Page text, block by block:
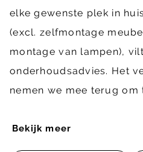
Bekijk meer
elke gewenste plek in
(excl. zelfmontage
montage van lampen),
onderhoudsadvies. Het
nemen we mee terug om